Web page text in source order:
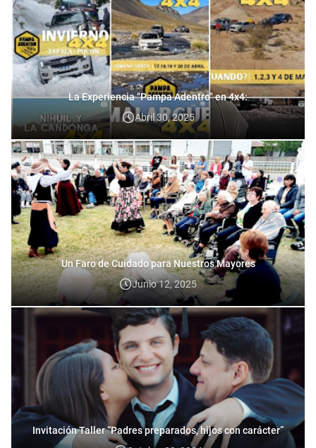
La Experiencia "Pampa Adentro" en 4x4:
Abril 30, 2025
Un Faro de Cuidado para Nuestros Mayores
Junio 12, 2025
Invitación Taller “Padres preparados, hijos con carácter”